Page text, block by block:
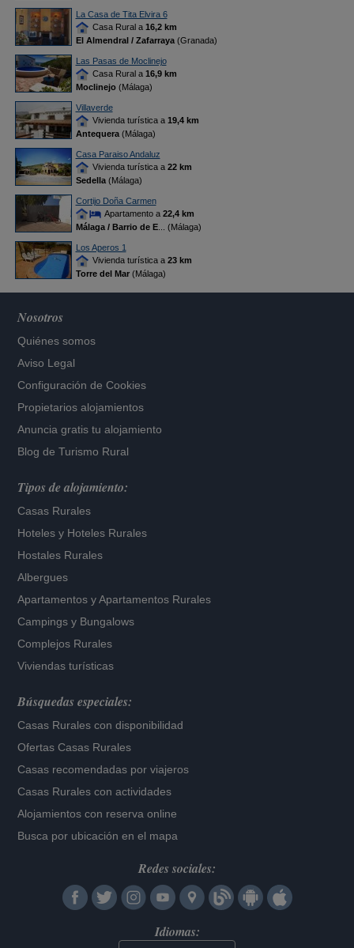
La Casa de Tita Elvira 6
Casa Rural a 16,2 km
El Almendral / Zafarraya(Granada)
Las Pasas de Moclinejo
Casa Rural a 16,9 km
Moclinejo(Málaga)
Villaverde
Vivienda turística a 19,4 km
Antequera(Málaga)
Casa Paraiso Andaluz
Vivienda turística a 22 km
Sedella(Málaga)
Cortijo Doña Carmen
Apartamento a 22,4 km
Málaga / Barrio de E... (Málaga)
Los Aperos 1
Vivienda turística a 23 km
Torre del Mar(Málaga)
Nosotros
Quiénes somos
Aviso Legal
Configuración de Cookies
Propietarios alojamientos
Anuncia gratis tu alojamiento
Blog de Turismo Rural
Tipos de alojamiento:
Casas Rurales
Hoteles y Hoteles Rurales
Hostales Rurales
Albergues
Apartamentos yApartamentos Rurales
Campings y Bungalows
Complejos Rurales
Viviendas turísticas
Búsquedas especiales:
Casas Rurales con disponibilidad
Ofertas Casas Rurales
Casas recomendadas por viajeros
Casas Rurales con actividades
Alojamientos con reserva online
Busca por ubicación en el mapa
Redes sociales:
Idiomas: